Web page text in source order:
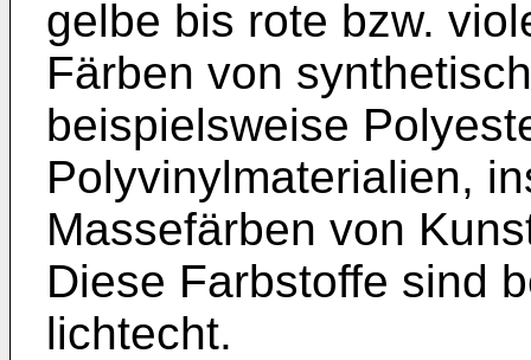
gelbe bis rote bzw.
Färben von
beispielsweise
Polyvinylmaterialien,
Massefärben von
Diese Farbstoffe sind
lichtecht.